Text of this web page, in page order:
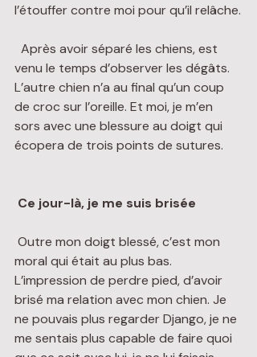
l’étouffer contre moi pour qu’il relâche.
Après avoir séparé les chiens, est
venu le temps d’observer les dégâts.
L’autre chien n’a au final qu’un coup
de croc sur l’oreille. Et moi, je m’en
sors avec une blessure au doigt qui
écopera de trois points de sutures.
Ce jour-là, je me suis brisée
moral qui était au plus bas.
L’impression de perdre pied, d’avoir
brisé ma relation avec mon chien. Je
ne pouvais plus regarder Django, je ne
me sentais plus capable de faire quoi